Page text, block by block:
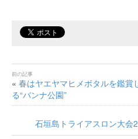
« 春はヤエヤマヒメボタルを鑑賞
る“バンナ公園”
石垣島トライアスロン大会